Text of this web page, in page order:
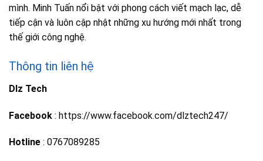
mình. Minh Tuấn nổi bật với phong cách viết mạch lạc, dễ
tiếp cận và luôn cập nhật những xu hướng mới nhất trong
thế giới công nghệ.
Thông tin liên hệ
Dlz Tech
Facebook : https://www.facebook.com/dlztech247/
Hotline : 0767089285